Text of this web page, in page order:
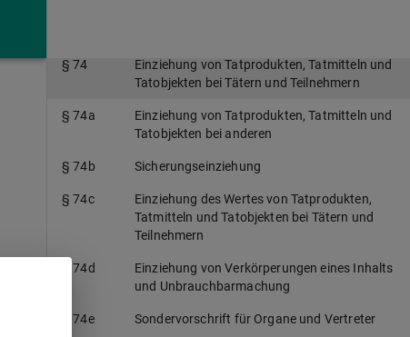
§ 74
Einziehung von Tatprodukten, Tatmitteln und
Tatobjekten bei Tätern und Teilnehmern
§ 74a
Einziehung von Tatprodukten, Tatmitteln und
Tatobjekten bei anderen
§ 74b Sicherungseinziehung
§ 74c
Einziehung des Wertes von Tatprodukten,
Tatmitteln und Tatobjekten bei Tätern und
Teilnehmern
§ 74d
Einziehung von Verkörperungen eines Inhalts
und Unbrauchbarmachung
§ 74e Sondervorschrift für Organe und Vertreter